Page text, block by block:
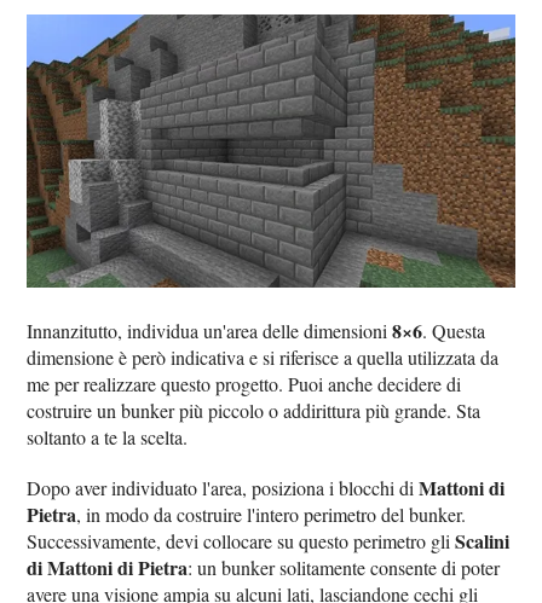
Innanzitutto, individua un'area delle dimensioni8×6. Questa
dimensione è però indicativa e si riferisce a quella utilizzata da
me per realizzare questo progetto. Puoi anche decidere di
costruire un bunker più piccolo o addirittura più grande. Sta
soltanto a te la scelta.
Dopo aver individuato l'area, posiziona i blocchi diMattoni di
Pietra, in modo da costruire l'intero perimetro del bunker.
Successivamente, devi collocare su questo perimetro gliScalini
di Mattoni di Pietra: un bunker solitamente consente di poter
avere una visione ampia su alcuni lati, lasciandone cechi gli